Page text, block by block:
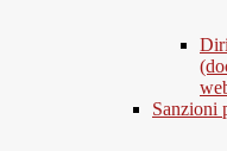
Sanzioni